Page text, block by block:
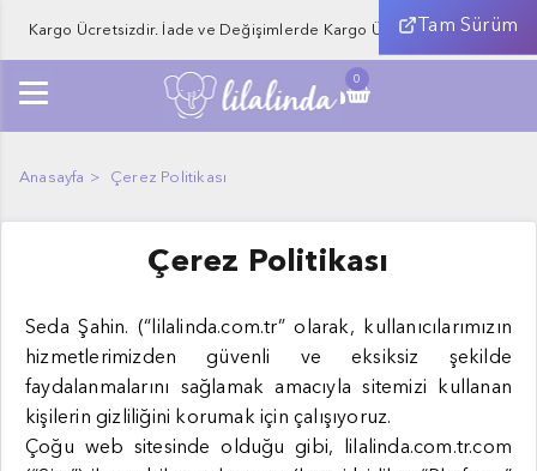
Tam Sürüm
Kargo Ücretsizdir. İade ve Değişimlerde Kargo Ücreti Alıcıya Aittir.
0
Anasayfa Çerez Politikası
Çerez Politikası
Seda Şahin. (“lilalinda.com.tr” olarak, kullanıcılarımızın
hizmetlerimizden güvenli ve eksiksiz şekilde
faydalanmalarını sağlamak amacıyla sitemizi kullanan
kişilerin gizliliğini korumak için çalışıyoruz.
Çoğu web sitesinde olduğu gibi, lilalinda.com.tr.com